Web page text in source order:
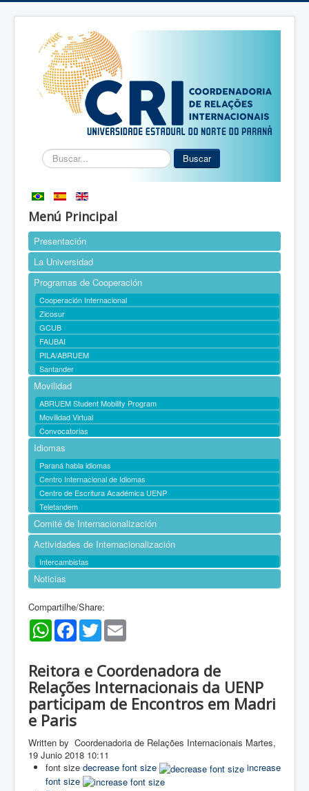
Buscar... Buscar
Menú Principal
Presentación
La Universidad
Programas de Cooperación
Cooperación Internacional
Zicosur
GCUB
FAUBAI
PILA/ABRUEM
Santander
Movilidad
ABRUEM Student Mobility Program
Movilidad Virtual
Convocatorias
Idiomas
Paraná habla idiomas
Centro Internacional de Idiomas
Centro de Escritura Académica UENP
Teletandem
Comité de Internacionalización
Actividades de Internacionalización
Intercambistas
Noticias
Compartilhe/Share:
WhatsAppFacebookTwitter
Reitora e Coordenadora de
Relações Internacionais da UENP
participam de Encontros em Madri
e Paris
Written by Coordenadoria de Relações Internacionais Martes,
19 Junio 2018 10:11
font size decrease font size
increase
font size